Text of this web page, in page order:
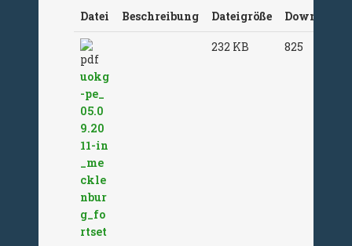
Datei Beschreibung Dateigröße Downloads
uokg
-pe_
05.0
9.20
11-in
_me
ckle
nbur
g_fo
rtset
232 KB 825